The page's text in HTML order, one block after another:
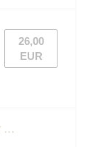
26,00
EUR
…